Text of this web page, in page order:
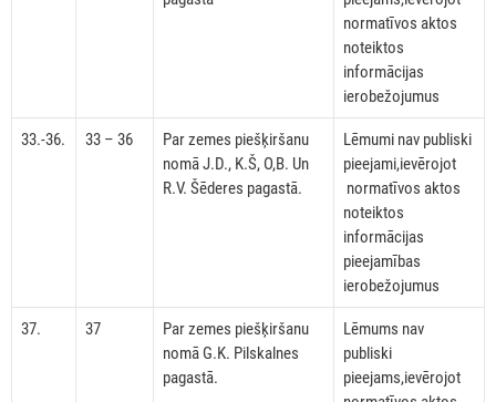
normatīvos aktos
noteiktos
informācijas
ierobežojumus
33.-36. 33 – 36
Par zemes piešķiršanu
nomā J.D., K.Š, O,B. Un
R.V. Šēderes pagastā.
Lēmumi nav publiski
pieejami,ievērojot
normatīvos aktos
noteiktos
informācijas
pieejamības
ierobežojumus
37. 37
Par zemes piešķiršanu
nomā G.K. Pilskalnes
pagastā.
Lēmums nav
publiski
pieejams,ievērojot